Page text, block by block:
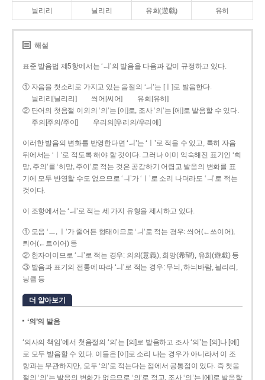
늴리리 닐리리 유희(遊戱) 유히
해설
표준 발음법 제5항에서는 ‘ㅢ’의 발음을 다음과 같이 규정하고 있다.
① 자음을 첫소리로 가지고 있는 음절의 ‘ㅢ’는 [ㅣ]로 발음한다.
늴리리[닐리리]
씌어[씨어]
유희[유히]
② 단어의 첫음절 이외의 ‘의’는 [이]로, 조사 ‘의’는 [에]로 발음할 수 있다.
주의[주의/주이]
우리의[우리의/우리에]
이러한 발음의 변화를 반영한다면 ‘ㅢ’는 ‘ㅣ’로 적을 수 있고, 특히 자음
뒤에서는 ‘ㅣ’로 적도록 해야 할 것이다. 그러나 이미 익숙해진 표기인 ‘희
망, 주의’를 ‘히망, 주이’로 적는 것은 공감하기 어렵고 발음의 변화를 표
기에 모두 반영할 수도 없으므로 ‘ㅢ’가 ‘ㅣ’로 소리 나더라도 ‘ㅢ’로 적는
것이다.
이 조항에서는 ‘ㅢ’로 적는 세 가지 유형을 제시하고 있다.
① 모음 ‘ㅡ, ㅣ’가 줄어든 형태이므로 ‘ㅢ’로 적는 경우: 씌어(←쓰이어),
틔어(←트이어) 등
② 한자어이므로 ‘ㅢ’로 적는 경우: 의의(意義), 희망(希望), 유희(遊戱) 등
③ 발음과 표기의 전통에 따라 ‘ㅢ’로 적는 경우: 무늬, 하늬바람, 늴리리,
닁큼 등
더 알아보기
‘의’의 발음
‘의사의 책임’에서 첫음절의 ‘의’는 [의]로 발음하고 조사 ‘의’는 [의]나 [에]
로 모두 발음할 수 있다. 이들은 [이]로 소리 나는 경우가 아니라서 이 조
항과는 무관하지만, 모두 ‘의’로 적는다는 점에서 공통점이 있다. 즉 첫음
절의 ‘의’는 발음의 변화가 없으므로 ‘의’로 적고, 조사 ‘의’는 [에]로 발음할